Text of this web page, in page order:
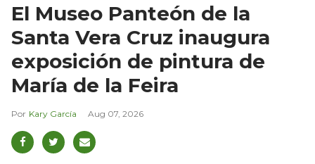
El Museo Panteón de la
Santa Vera Cruz inaugura
exposición de pintura de
María de la Feira
Kary García Aug 07, 2026